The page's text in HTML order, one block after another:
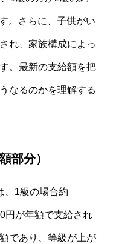
。さらに、子供がい
れ、家族構成によっ
。最新の支給額を把
なるのかを理解する
部分）
、1級の場合約
円が年額で支給され
であり、等級が上が